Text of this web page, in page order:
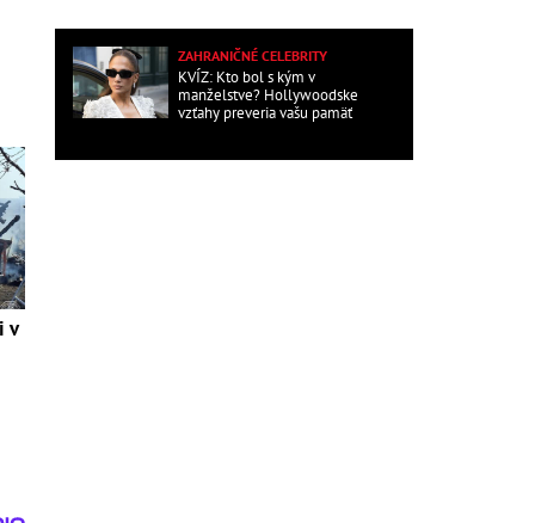
v
ZAHRANIČNÉ CELEBRITY
KVÍZ: Kto bol s kým v
manželstve? Hollywoodske
vzťahy preveria vašu pamäť